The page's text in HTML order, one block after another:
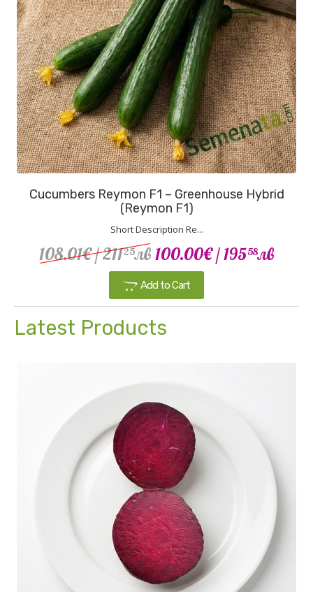
Cucumbers Reymon F1 – Greenhouse Hybrid
(Reymon F1)
Short Description Re...
108.01€/ 21125лв 100.00€/ 19558лв
Add to Cart
Latest Products